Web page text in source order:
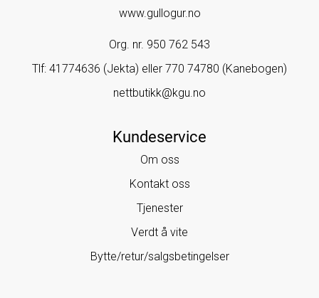
www.gullogur.no
Org. nr. 950 762 543
Tlf: 41774636 (Jekta) eller 770 74780 (Kanebogen)
nettbutikk@kgu.no
Kundeservice
Om oss
Kontakt oss
Tjenester
Verdt å vite
Bytte/retur/salgsbetingelser